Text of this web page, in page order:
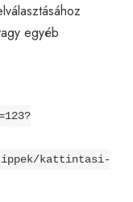
egyéb
kattintasi-